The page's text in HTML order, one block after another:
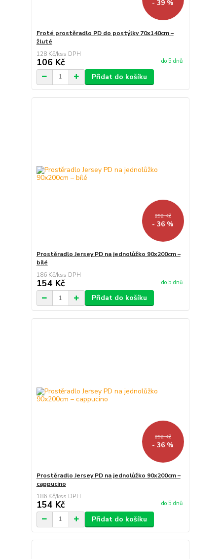
- 39 %
Froté prostěradlo PD do postýlky 70x140cm –
žluté
128 Kč/ks
106 Kč do 5 dnů
Přidat do košíku
292 Kč
- 36 %
Prostěradlo Jersey PD na jednolůžko 90x200cm –
bílé
186 Kč/ks
154 Kč do 5 dnů
Přidat do košíku
292 Kč
- 36 %
Prostěradlo Jersey PD na jednolůžko 90x200cm –
cappucino
186 Kč/ks
154 Kč do 5 dnů
Přidat do košíku